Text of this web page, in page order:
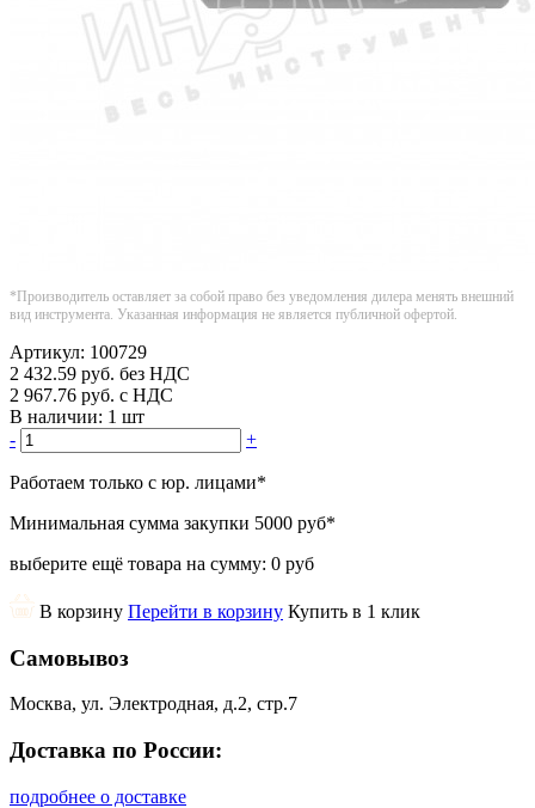
*Производитель оставляет за собой право без уведомления дилера менять внешний
вид инструмента. Указанная информация не является публичной офертой.
Артикул: 100729
2 432.59 руб. без НДС
2 967.76 руб. с НДС
В наличии: 1 шт
-
+
Работаем только с юр. лицами*
Минимальная сумма закупки 5000 руб*
выберите ещё товара на сумму: 0 руб
В корзину Перейти в корзину Купить в 1 клик
Самовывоз
Москва, ул. Электродная, д.2, стр.7
Доставка по России:
подробнее о доставке